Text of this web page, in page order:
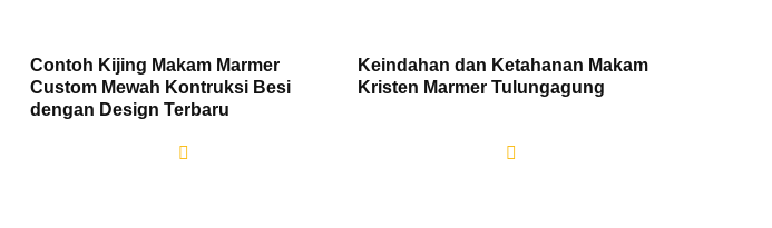
Contoh Kijing Makam Marmer
Custom Mewah Kontruksi Besi
dengan Design Terbaru
Keindahan dan Ketahanan Makam
Kristen Marmer Tulungagung